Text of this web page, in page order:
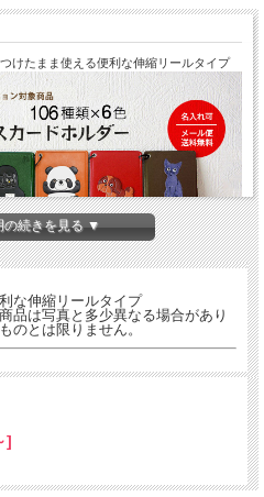
けたまま使える便利な伸縮リールタイプ
現在65種類×６色の390種！を入れていつ
カードホルダーシリーズ。スイカなどの定
診察券入れなどにも。熟練した職人が一つ
イドの商品です。持てば持つほど手になじ
からさげてもカバンにつけてもOKな便利
き。
パスケース
続きを見る ▼
な伸縮リールタイプ
品は写真と多少異なる場合があり
のとは限りません。
]